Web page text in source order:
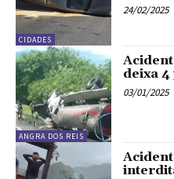
CIDADES
24/02/2025
ANGRA DOS REIS
deixa
03/01/2025